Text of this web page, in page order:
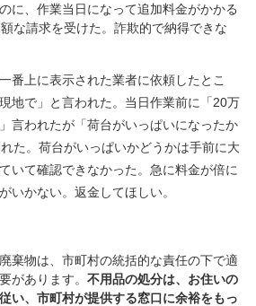
に、作業当日になって追加料金がかかる
な請求を受けた。詐欺的で納得できな
番上に表示された業者に依頼したとこ
地で」と言われた。当日作業前に「20万
言われたが「荷台がいっぱいになったか
た。荷台がいっぱいかどうかは手前に大
いて確認できなかった。急に料金が倍に
いかない。返金してほしい。
棄物は、市町村の統括的な責任の下で適
があります。 不用品の処分は、お住いの
い、市町村が提供する窓口に余裕をもっ